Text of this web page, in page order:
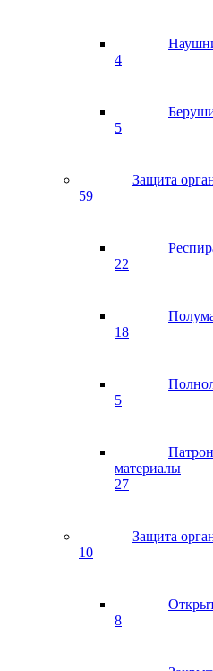
4
5
Защита
59
22
18
5
материалы
27
Защита
10
8